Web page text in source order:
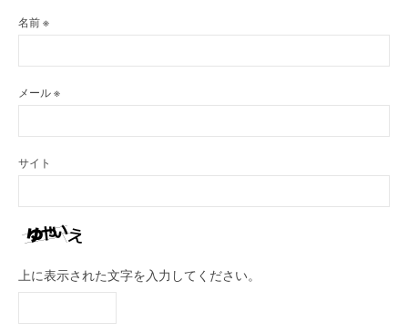
名前※
メール※
サイト
上に表示された文字を入力してください。